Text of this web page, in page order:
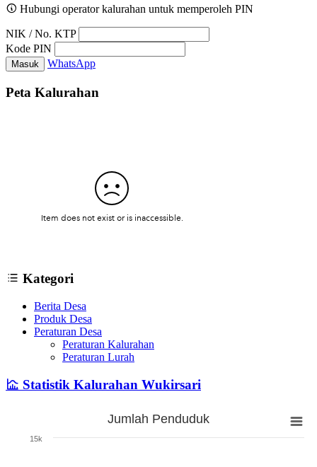
Hubungi operator kalurahan untuk memperoleh PIN
NIK / No. KTP
Kode PIN
Masuk WhatsApp
Peta Kalurahan
Kategori
Berita Desa
Produk Desa
Peraturan Desa
Peraturan Kalurahan
Peraturan Lurah
Statistik Kalurahan Wukirsari
Jumlah Penduduk
15k